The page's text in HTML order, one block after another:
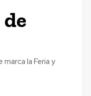
la Feria y